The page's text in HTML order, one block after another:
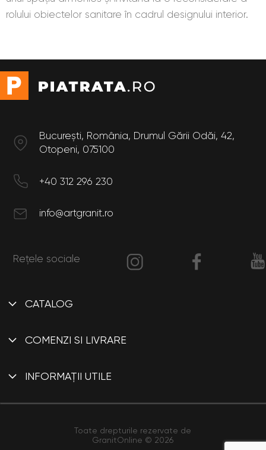
rolului obiectelor sanitare în cadrul designului interior.
București, România, Drumul Gării Odăi, 42,
Otopeni, 075100
+40 312 296 230
info@artgranit.ro
Rețele sociale
CATALOG
COMENZI SI LIVRARE
Cum se livrează?
INFORMAȚII UTILE
Certificări
Termeni și condițiiToate drepturile rezervate de
GranitOnline © 2026